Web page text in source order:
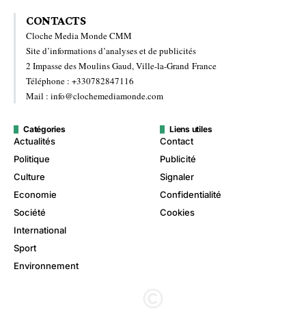
CONTACTS
Cloche Media Monde CMM
Site d’informations d’analyses et de publicités
2 Impasse des Moulins Gaud, Ville-la-Grand France
Téléphone : +330782847116
Mail : info@clochemediamonde.com
Catégories
Actualités
Politique
Culture
Economie
Société
International
Sport
Environnement
Liens utiles
Contact
Publicité
Signaler
Confidentialité
Cookies